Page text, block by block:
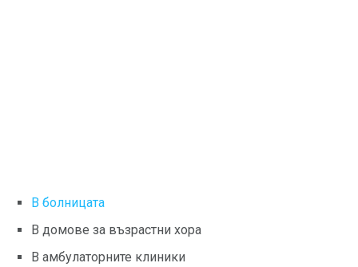
В болницата
В домове за възрастни хора
В амбулаторните клиники